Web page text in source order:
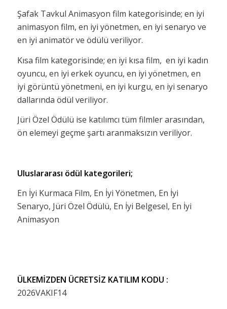
Şafak Tavkul Animasyon film kategorisinde; en iyi
animasyon film, en iyi yönetmen, en iyi senaryo ve
en iyi animatör ve ödülü veriliyor.
Kısa film kategorisinde; en iyi kısa film, en iyi kadın
oyuncu, en iyi erkek oyuncu, en iyi yönetmen, en
iyi görüntü yönetmeni, en iyi kurgu, en iyi senaryo
dallarında ödül veriliyor.
Jüri Özel Ödülü ise katılımcı tüm filmler arasından,
ön elemeyi geçme şartı aranmaksızın veriliyor.
Uluslararası ödül kategorileri;
En İyi Kurmaca Film, En İyi Yönetmen, En İyi
Senaryo, Jüri Özel Ödülü, En İyi Belgesel, En İyi
Animasyon
ÜLKEMİZDEN ÜCRETSİZ KATILIM KODU :
2026VAKIF14